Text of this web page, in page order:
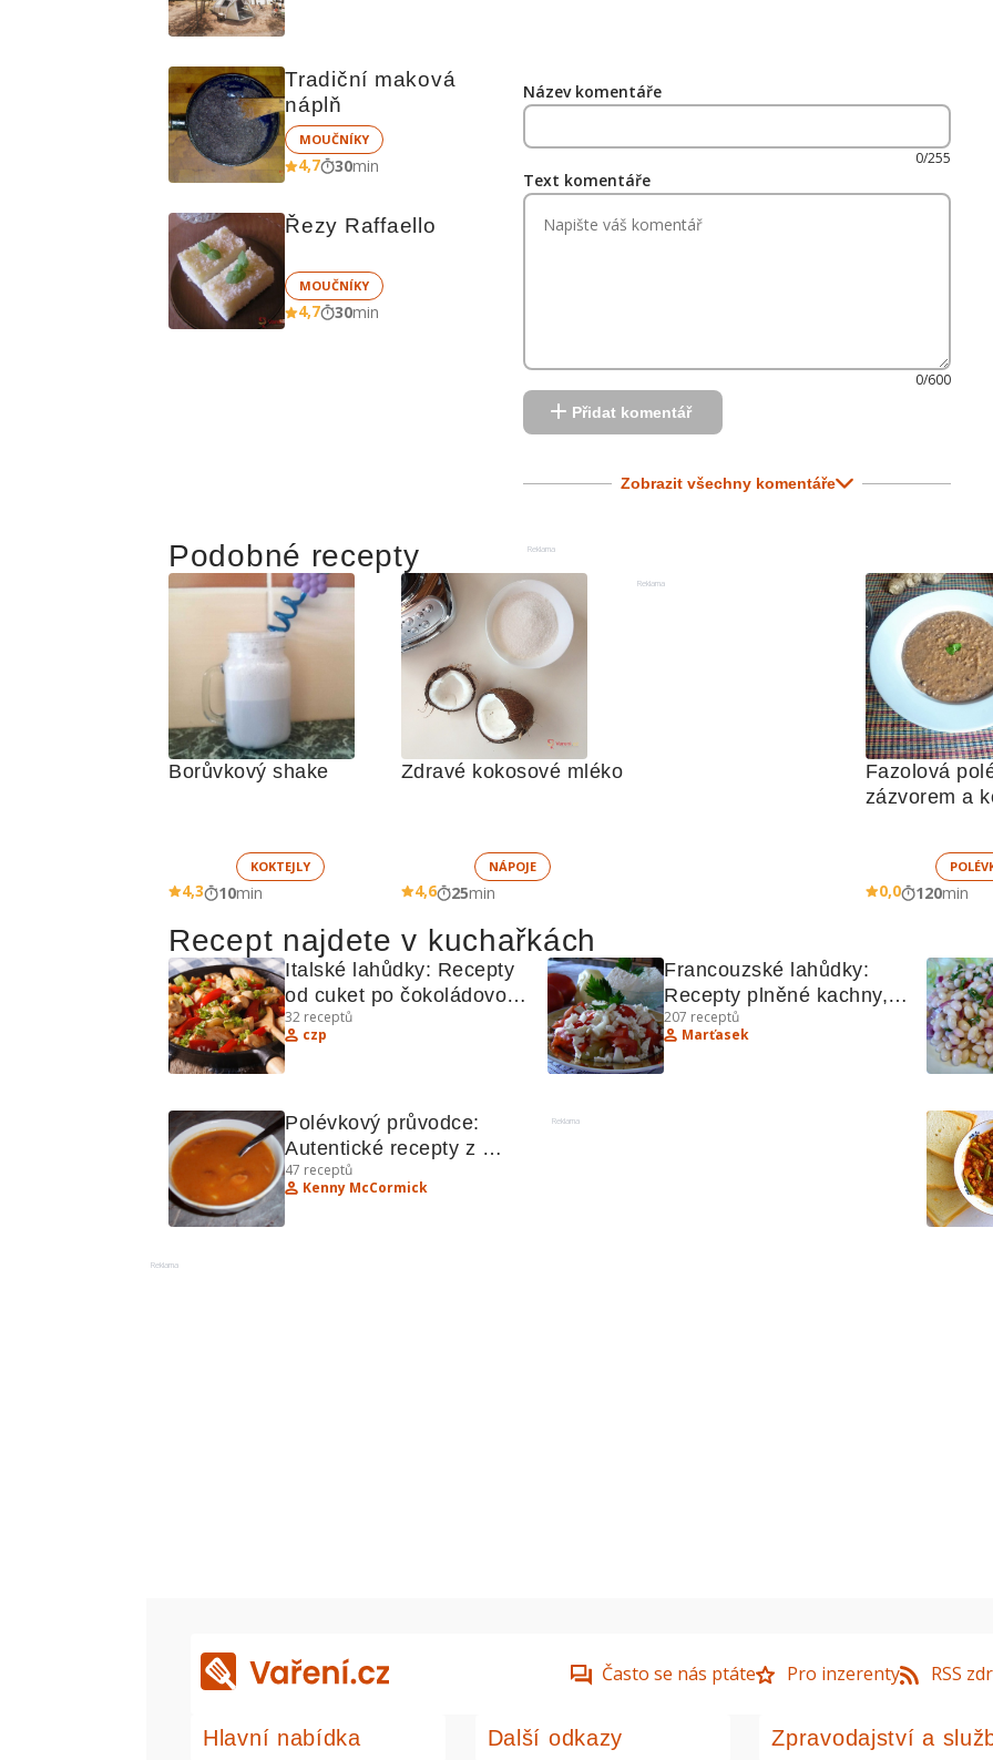
Tradiční maková
náplň
MOUČNÍKY
4,7 30min
Řezy Raffaello
MOUČNÍKY
4,7 30min
Název komentáře
0/255
Text komentáře
0/600
Přidat komentář
Zobrazit všechny komentáře
Reklama
Podobné recepty
Borůvkový shake
KOKTEJLY
4,3 10min
Zdravé kokosové mléko
NÁPOJE
4,6 25min
Reklama
Fazolová
zázvorem a
0,0 120min
Recept najdete v kuchařkách
Italské lahůdky: Recepty
od cuket po čokoládovou
pěnu
32 receptů
czp
Francouzské lahůdky:
Recepty plněné kachny,
šopského salátu a další
lahodnosti
207 receptů
Marťasek
Polévkový průvodce:
Autentické recepty z
celého světa
47 receptů
Kenny McCormick
Reklama
Reklama
Často se nás ptáte Pro inzerenty RSS
Hlavní nabídka Další odkazy Zpravodajství a